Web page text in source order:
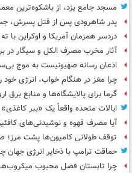
مسجد جامع یزد، از باشکوه‌ترین
پدر شاهرودی پس از قتل پسرش،
دردسر همزمان آمریکا و اوکراین
آثار مخرب مصرف الکل و سیگار در
اذعان رسانه صهیونیست به موج
چرا مغز در هنگام خواب، انرژی خود
گرما برای پالایشگاه‌ها و منابع برق
ایالات متحده واقعاً یک «ببر
آیا مصرف قهوه و نوشیدنی‌های
توقف طولانی کامیون‌ها پشت
حماقت ترامپ با ذخایر انرژی جهان
چرا تابستان فصل محبوب